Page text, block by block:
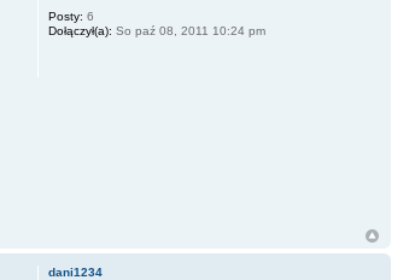
Posty: 6
Dołączył(a): So paź 08, 2011 10:24 pm
dani1234